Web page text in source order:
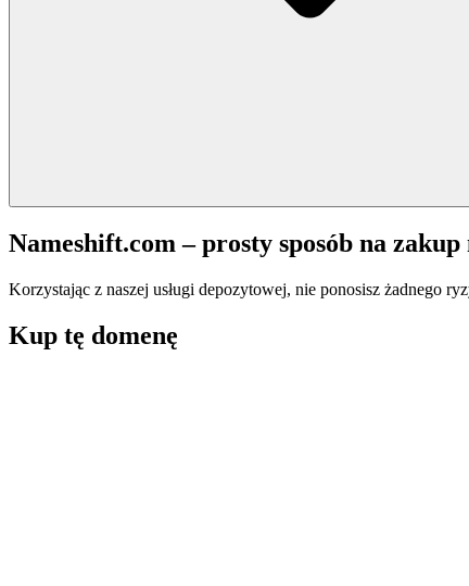
Nameshift.com – prosty sposób na zakup
Korzystając z naszej usługi depozytowej, nie ponosisz żadnego
Kup tę domenę